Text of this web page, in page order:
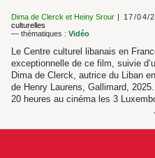
Dima de Clerck et Heiny Srour 17/04/
culturelles
— thématiques : Vidéo
Le Centre culturel libanais en
exceptionnelle de ce film, suivie
Dima de Clerck, autrice du Liban
de Henry Laurens, Gallimard,
20 heures au cinéma les 3